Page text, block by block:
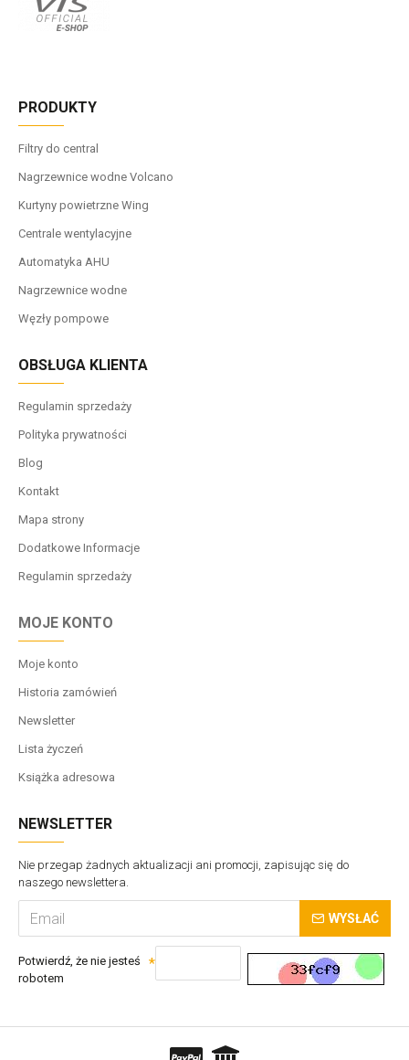
PRODUKTY
Filtry do central
Nagrzewnice wodne Volcano
Kurtyny powietrzne Wing
Centrale wentylacyjne
Automatyka AHU
Nagrzewnice wodne
Węzły pompowe
OBSŁUGA KLIENTA
Regulamin sprzedaży
Polityka prywatności
Blog
Kontakt
Mapa strony
Dodatkowe Informacje
Regulamin sprzedaży
MOJE KONTO
Moje konto
Historia zamówień
Newsletter
Lista życzeń
Książka adresowa
NEWSLETTER
Nie przegap żadnych aktualizacji ani promocji, zapisując się do
naszego newslettera.
WYSŁAĆ
Potwierdź, że nie jesteś
robotem